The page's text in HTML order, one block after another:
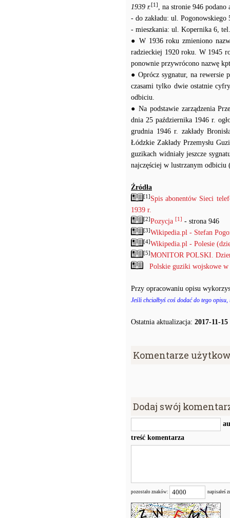
1939 r.[1] , na stronie 946 podano
- do zakładu: ul.
- mieszkania: ul. Kopernika 6,
● W 1936 roku zmieniono
radzieckiej 1920 roku. W 1945
ponownie przywrócono nazwę
● Oprócz sygnatur, na rewersie
czasami tylko dwie ostatnie
odbiciu.
● Na podstawie zarządzenia
dnia 25 października 1946 r.
grudnia 1946 r. zakłady
Łódzkie Zakłady Przemysłu
guzikach widniały jeszcze
najczęściej w lustrzanym
Źródła
[1] Spis abonentów Sieci
1939 r.
[2]Pozycja [1] - strona 946
[3]Wikipedia.pl - Stefan
[4]Wikipedia.pl - Polesie
[5]MONITOR POLSKI.
Polskie guziki wojskowe
Przy opracowaniu opisu
Jeśli chciałbyś coś dodać do tego
Ostatnia aktualizacja: 2017-11-15
Komentarze
Dodaj swój
treść komentarza
pozostało znaków: napisałeś